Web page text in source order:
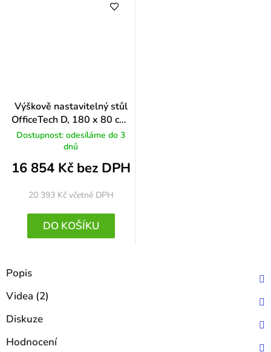
Výškově nastavitelný stůl
OfficeTech D, 180 x 80 cm,
bílá podnož, bílá
Dostupnost: odesíláme do 3
dnů
16 854 Kč bez DPH
20 393 Kč včetně DPH
DO KOŠÍKU
Popis
Videa (2)
Diskuze
Hodnocení